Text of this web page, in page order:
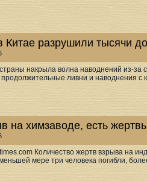
Китае разрушили тысячи
накрыла волна наводнений из-за
ливни и наводнения
на химзаводе, есть
Количество жертв взрыва на
мере три человека погибли,